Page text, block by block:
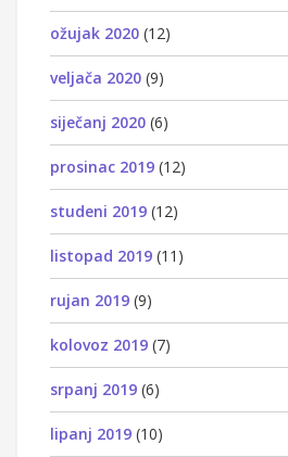
ožujak 2020 (12)
veljača 2020 (9)
siječanj 2020 (6)
prosinac 2019 (12)
studeni 2019 (12)
listopad 2019 (11)
rujan 2019 (9)
kolovoz 2019 (7)
srpanj 2019 (6)
lipanj 2019 (10)